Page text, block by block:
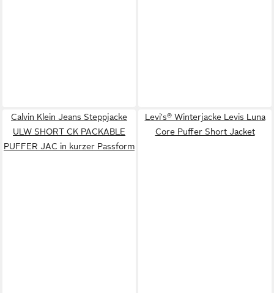
Calvin Klein Jeans Steppjacke
ULW SHORT CK PACKABLE
PUFFER JAC in kurzer Passform
Levi's® Winterjacke Levis Luna
Core Puffer Short Jacket